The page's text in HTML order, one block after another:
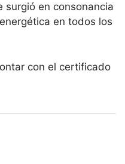
en consonancia
en todos los
con el certificado